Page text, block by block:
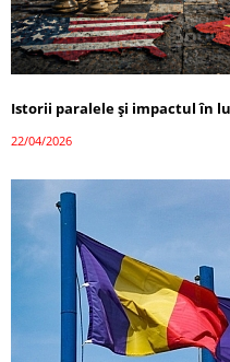
Istorii paralele și impactul în
22/04/2026